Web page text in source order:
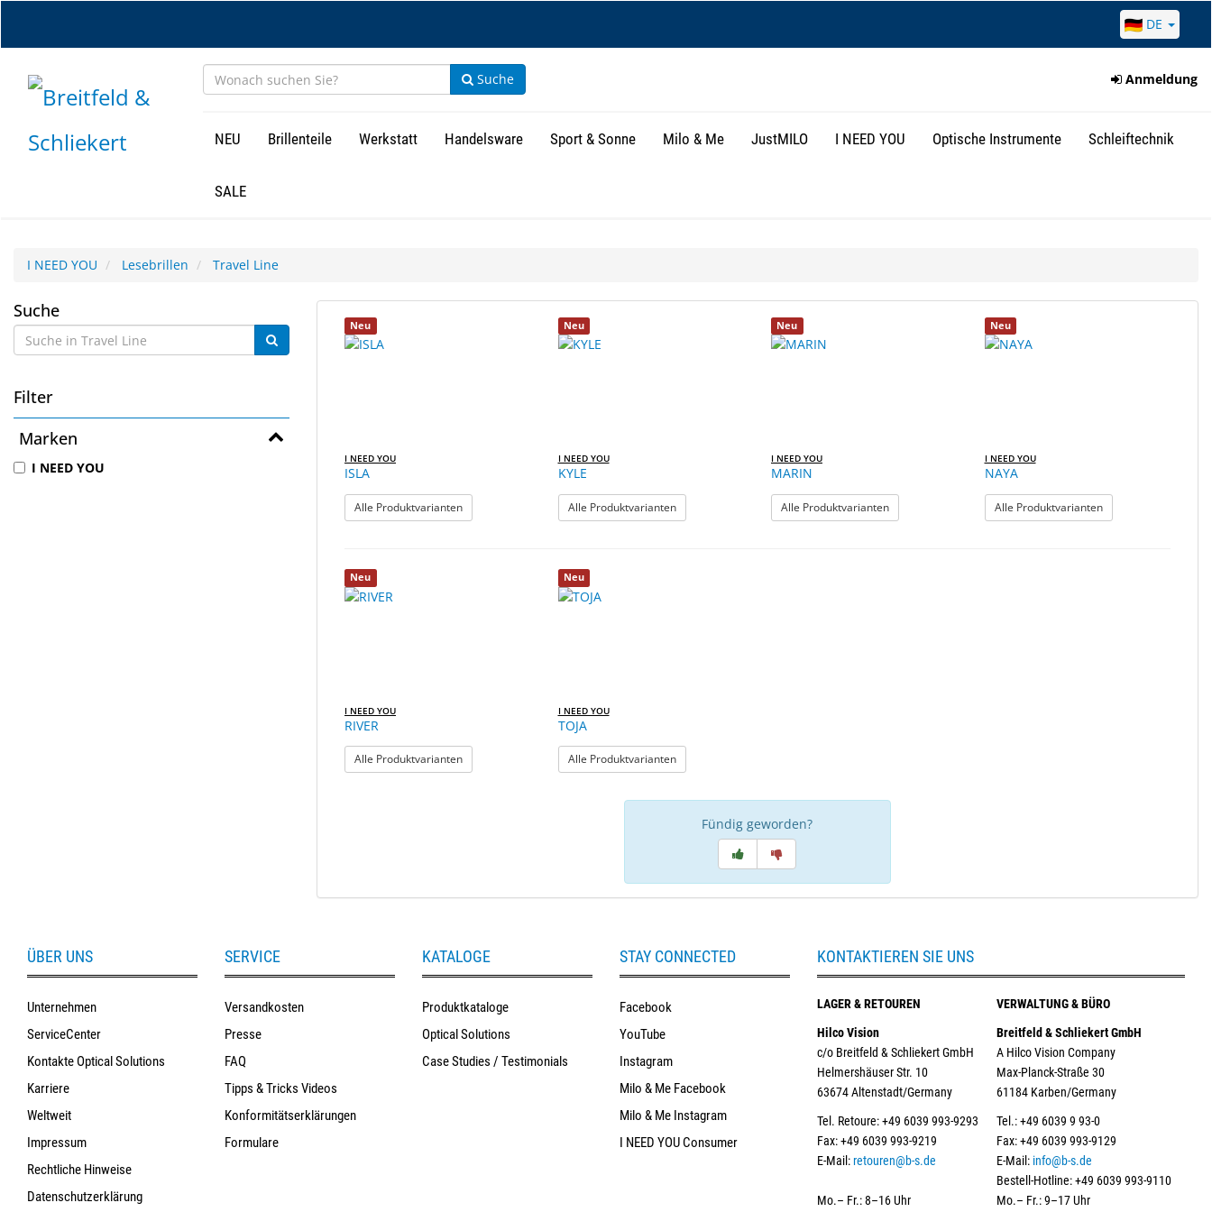
DE
Suche Anmeldung
NEU Brillenteile Werkstatt Handelsware Sport & Sonne Milo & Me JustMILO I NEED YOU Optische Instrumente Schleiftechnik
SALE
I NEED YOU Lesebrillen Travel Line
Travel
Line
Suche
Filter
Marken
I NEED YOU
Ergebnisse
Suchergebnisse
gerendert.
Neu
I NEED YOU
ISLA
Alle Produktvarianten: ISLA
Neu
I NEED YOU
KYLE
Alle Produktvarianten: KYLE
Neu
I NEED YOU
MARIN
Alle Produktvarianten: MARIN
Neu
I NEED YOU
NAYA
Alle Produktvarianten: NAYA
Neu
I NEED YOU
RIVER
Alle Produktvarianten: RIVER
Neu
I NEED YOU
TOJA
Alle Produktvarianten: TOJA
Fündig geworden?
ÜBER UNS
Unternehmen
ServiceCenter
Kontakte Optical Solutions
Karriere
Weltweit
Impressum
Rechtliche Hinweise
Datenschutzerklärung
SERVICE
Versandkosten
Presse
FAQ
Tipps & Tricks Videos
Konformitätserklärungen
Formulare
KATALOGE
Produktkataloge
Optical Solutions
Case Studies / Testimonials
STAY CONNECTED
Facebook
YouTube
Instagram
Milo & Me Facebook
Milo & Me Instagram
I NEED YOU Consumer
KONTAKTIEREN SIE UNS
LAGER & RETOUREN
Hilco Vision
c/o Breitfeld & Schliekert GmbH
Helmershäuser Str. 10
63674 Altenstadt/Germany
Tel. Retoure: +49 6039 993-9293
Fax: +49 6039 993-9219
E-Mail:retouren@b-s.de
Mo.– Fr.: 8–16 Uhr
VERWALTUNG & BÜRO
Breitfeld & Schliekert GmbH
A Hilco Vision Company
Max-Planck-Straße 30
61184 Karben/Germany
Tel.: +49 6039 9 93-0
Fax: +49 6039 993-9129
E-Mail: info@b-s.de
Bestell-Hotline: +49 6039 993-9110
Mo.– Fr.: 9–17 Uhr